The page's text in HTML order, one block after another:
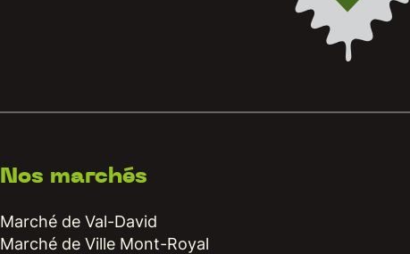
Nos marchés
Marché de Val-David
Marché de Ville Mont-Royal